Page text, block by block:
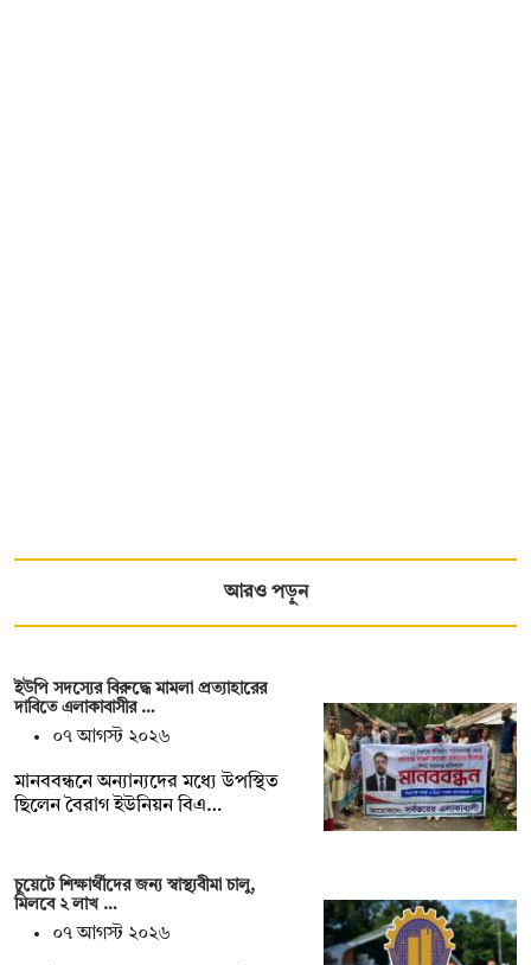
আরও পড়ুন
ইউপি সদস্যের বিরুদ্ধে মামলা প্রত্যাহারের
দাবিতে এলাকাবাসীর …
০৭ আগস্ট ২০২৬
মানববন্ধনে অন্যান্যদের মধ্যে উপস্থিত
ছিলেন বৈরাগ ইউনিয়ন বিএ…
চুয়েটে শিক্ষার্থীদের জন্য স্বাস্থ্যবীমা চালু,
মিলবে ২ লাখ …
০৭ আগস্ট ২০২৬